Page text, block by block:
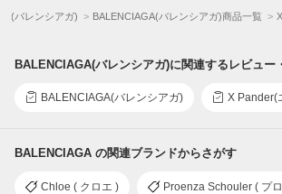
バレンシアガ) BALENCIAGA(バレンシアガ)商品一覧
BALENCIAGA(バレンシアガ)に関連するレビュー
BALENCIAGA(バレンシアガ) X Pander(
BALENCIAGA の関連ブランドからさがす
Chloe ( クロエ ) Proenza Schouler ( プ